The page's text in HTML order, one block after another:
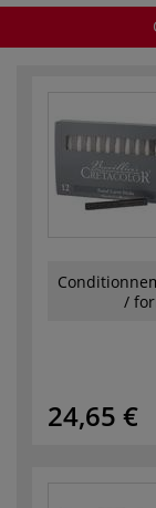
/
24,65 €